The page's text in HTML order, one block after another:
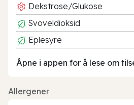
Dekstrose/Glukose
Svoveldioksid
Eplesyre
Åpne i appen for å lese om
Allergener